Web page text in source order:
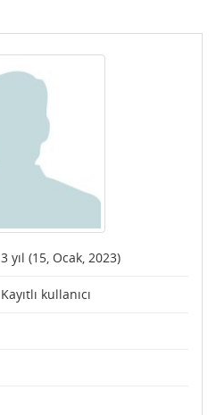
3 yıl (15, Ocak, 2023)
Kayıtlı kullanıcı